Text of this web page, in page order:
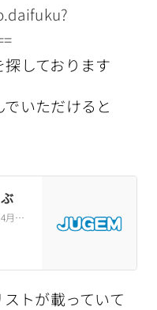
しております
いただけると
アパートの後継物件を探しています。4月末に退去が決まっています。それまでに引っ越す予定でしたが、残念ながらその家をお借りすることができなくなりました。できれば泉区内で、格安で貸していただけたらとても有り難いです。弥生台近辺ならなおありがたい
トが載っていて